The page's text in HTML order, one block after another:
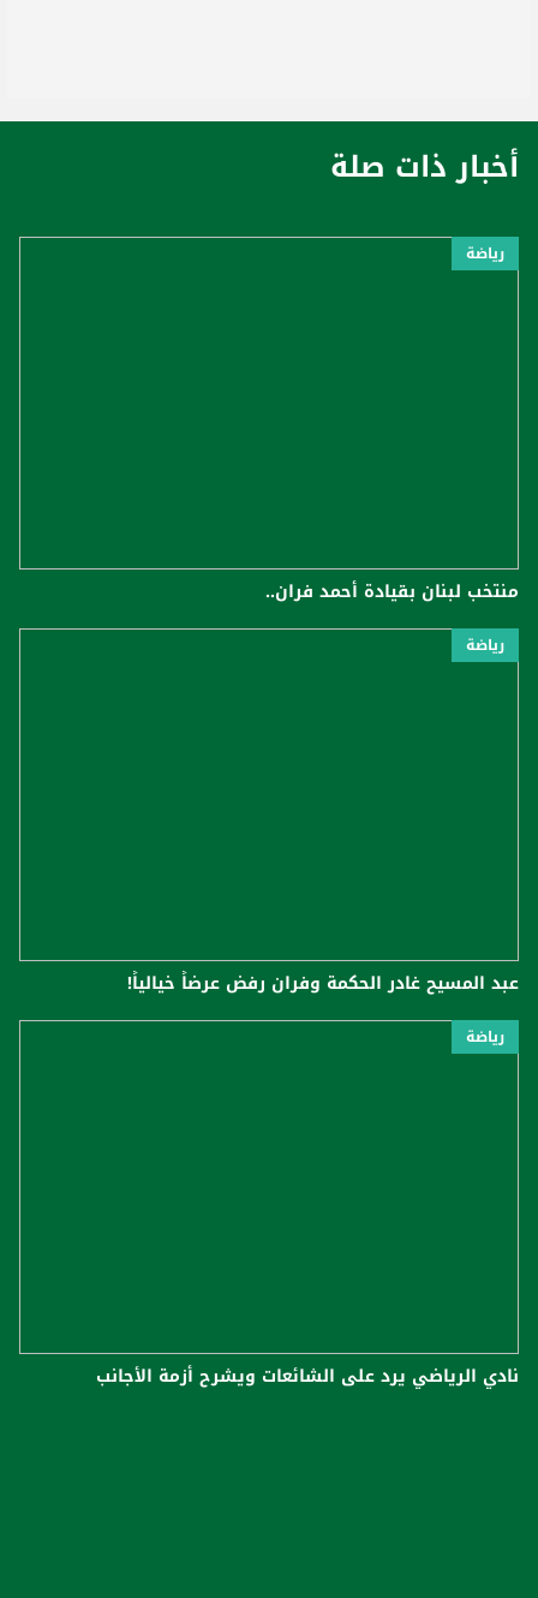
أخبار ذات صلة
رياضة
منتخب لبنان بقيادة أحمد فران..
رياضة
عبد المسيح غادر الحكمة وفران رفض عرضاً خيالياً!
رياضة
نادي الرياضي يرد على الشائعات ويشرح أزمة الأجانب